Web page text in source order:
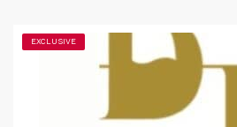
EXCLUSIVE